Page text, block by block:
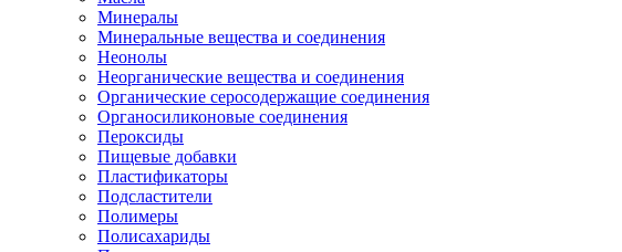
Минералы
Минеральные вещества и соединения
Неонолы
Неорганические вещества и соединения
Органические серосодержащие соединения
Органосиликоновые соединения
Пероксиды
Пищевые добавки
Пластификаторы
Подсластители
Полимеры
Полисахариды